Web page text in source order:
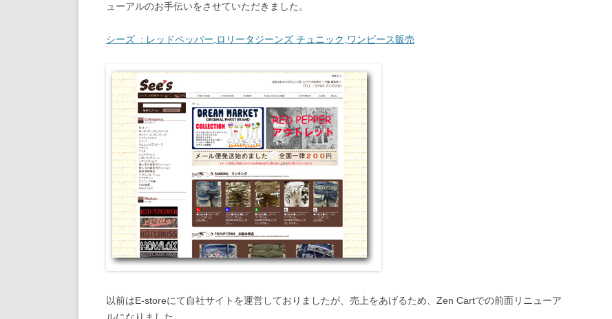
ューアルのお手伝いをさせていただきました。
シーズ : レッドペッパー,ロリータジーンズ チュニック,ワンピース販売
以前はE-storeにて自社サイトを運営しておりましたが、売上をあげるため、Zen Cartでの前面リニューア